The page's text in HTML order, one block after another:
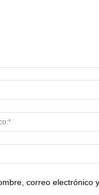
correo electrónico